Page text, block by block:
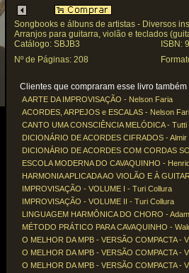
Songbooks e álbuns de artistas - Diversos
Arranjos para guitarra, violão e teclados
Catálogo: SBJB3
ISBN:
Nº de Páginas: 208
Clientes que compraram esse livro
A ARTE DA IMPROVISAÇÃO - Nelson Faria
ACORDES, ARPEJOS e ESCALAS - Nelson
CANTO UMA CONSCIÊNCIA MELÓDICA - Tutti
DICIONÁRIO DE ACORDES CIFRADOS - Almir
DICIONÁRIO DE ACORDES COM CORDAS
ESCOLA MODERNA DO CAVAQUINHO -
HARMONIA APLICADA AO VIOLÃO E À
IMPROVISAÇÃO - VOLUME I - Turi Collura
IMPROVISAÇÃO - VOLUME II - Turi Collura
LINGUAGEM HARMÔNICA DO CHORO -
MÉTODO PRÁTICO PARA CAVAQUINHO -
O MELHOR DA MPB - VERSÃO COMPACTA -
O MELHOR DA MPB - VERSÃO COMPACTA -
O MELHOR DA MPB - VERSÃO COMPACTA -